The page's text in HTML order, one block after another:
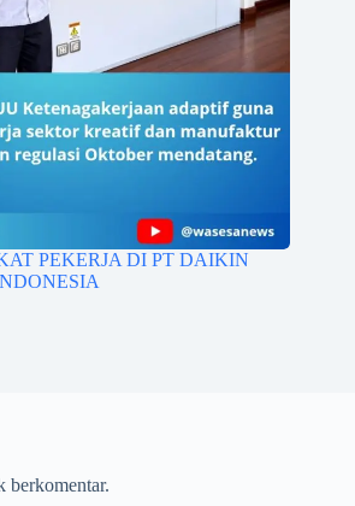
PEKERJA DI PT DAIKIN
berkomentar.